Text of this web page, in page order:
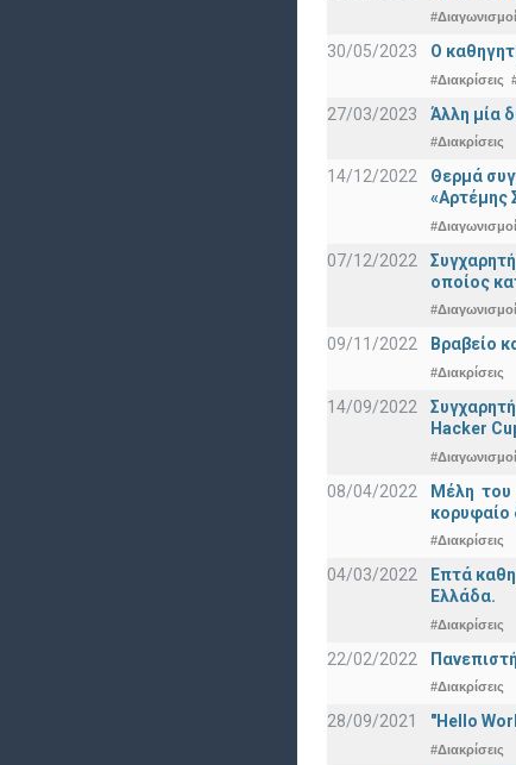
#Διαγωνισμοί
30/05/2023 Ο
#Διακρίσεις
27/03/2023 Άλλη μία
#Διακρίσεις
14/12/2022
Θερμά
«Αρτέμης
#Διαγωνισμοί
07/12/2022
οποίος
#Διαγωνισμοί
09/11/2022 Βραβείο
#Διακρίσεις
14/09/2022
Hacker
#Διαγωνισμοί
08/04/2022
Μέλη του
κορυφαίο
#Διακρίσεις
04/03/2022
Επτά
Ελλάδα.
#Διακρίσεις
22/02/2022
#Διακρίσεις
28/09/2021 "Hello
#Διακρίσεις